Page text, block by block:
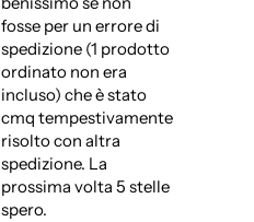
fosse per un errore di
spedizione (1 prodotto
ordinato non era
incluso) che è stato
cmq tempestivamente
risolto con altra
spedizione. La
prossima volta 5 stelle
spero.